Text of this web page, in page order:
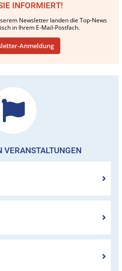
INFORMIERT!
Newsletter landen die Top-News
in Ihrem E-Mail-Postfach.
Anmeldung
VERANSTALTUNGEN